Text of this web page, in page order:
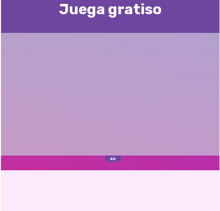
Juega gratisо